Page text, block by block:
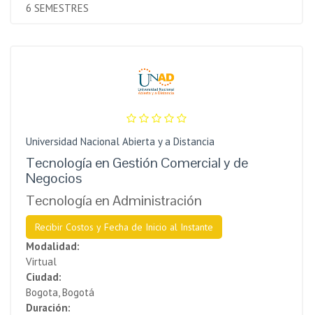
6 SEMESTRES
Universidad Nacional Abierta y a Distancia
Tecnología en Gestión Comercial y de
Negocios
Tecnología en Administración
Recibir Costos y Fecha de Inicio al Instante
Modalidad:
Virtual
Ciudad:
Bogota, Bogotá
Duración: